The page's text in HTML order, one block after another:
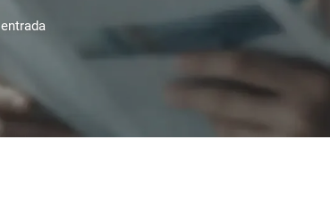
entrada